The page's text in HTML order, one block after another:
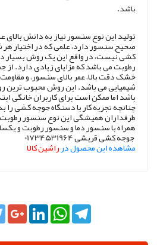
باشد.
تولید این نوع سنسور نیاز به دانش
صحیح سنسور دارد، علمی که در اختیار
کشی نیست، در واقع این یک روش بسیار
رطوبت می باشد که مزایای زیادی دارد. از
خشک دقت بالا، عمر بالای سنسور، و مقاومت
شیمیایی می باشد. این روش محبوب ترین
باشد اما ممکن است برای کاربران خانگی
چنانچه تجربه کار با دستگاه جوجه کشی را
طرفداران همیشگی این نوع سنسور
همراه با سنسور دما و سنسور رطوبت و
جوجه کشی قریشی 01734531964
مشاهده این محصول درراشین کالا
TwitterGoogle+LinkedInWhatsApp